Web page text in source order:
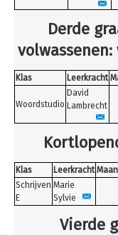
Derde
Klas Leerkracht
Woordstudio
David
Lambrecht
Klas Leerkracht
Schrijven
E
Marie
Sylvie
Vierde